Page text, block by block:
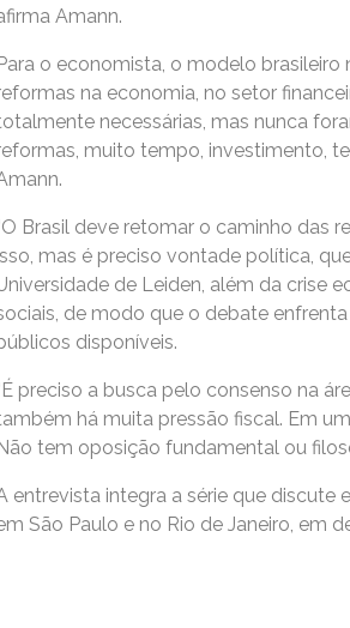
Amann.
o economista, o modelo
na economia, no setor
necessárias, mas nunca
muito tempo, investimento,
Brasil deve retomar o caminho das
mas é preciso vontade política,
de Leiden, além da crise
de modo que o debate
disponíveis.
preciso a busca pelo consenso na
há muita pressão fiscal. Em
tem oposição fundamental ou
entrevista integra a série que
São Paulo e no Rio de Janeiro, em